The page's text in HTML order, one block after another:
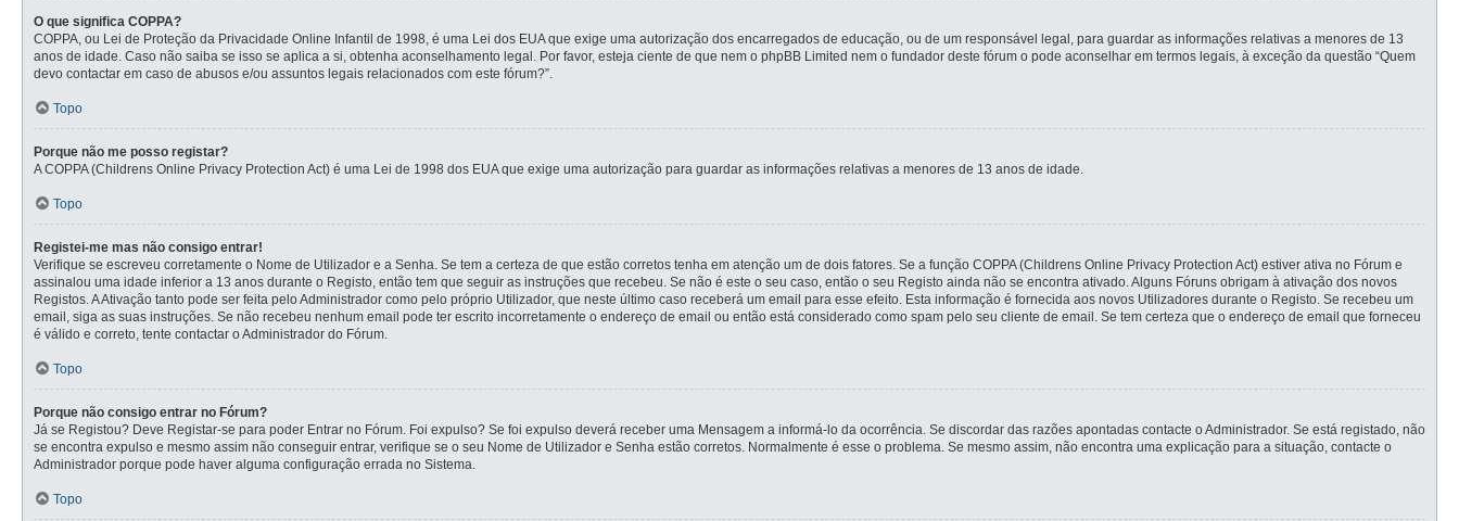
O que significa COPPA?
COPPA, ou Lei de Proteção da Privacidade Online Infantil de 1998, é uma Lei dos EUA que exige uma autorização dos encarregados de educação, ou de um responsável legal, para guardar as informações relativas a menores de 13
anos de idade. Caso não saiba se isso se aplica a si, obtenha aconselhamento legal. Por favor, esteja ciente de que nem o phpBB Limited nem o fundador deste fórum o pode aconselhar em termos legais, à exceção da questão “Quem
devo contactar em caso de abusos e/ou assuntos legais relacionados com este fórum?”.
Topo
Porque não me posso registar?
A COPPA (Childrens Online Privacy Protection Act) é uma Lei de 1998 dos EUA que exige uma autorização para guardar as informações relativas a menores de 13 anos de idade.
Topo
Registei-me mas não consigo entrar!
Verifique se escreveu corretamente o Nome de Utilizador e a Senha. Se tem a certeza de que estão corretos tenha em atenção um de dois fatores. Se a função COPPA (Childrens Online Privacy Protection Act) estiver ativa no Fórum e
assinalou uma idade inferior a 13 anos durante o Registo, então tem que seguir as instruções que recebeu. Se não é este o seu caso, então o seu Registo ainda não se encontra ativado. Alguns Fóruns obrigam à ativação dos novos
Registos. A Ativação tanto pode ser feita pelo Administrador como pelo próprio Utilizador, que neste último caso receberá um email para esse efeito. Esta informação é fornecida aos novos Utilizadores durante o Registo. Se recebeu um
email, siga as suas instruções. Se não recebeu nenhum email pode ter escrito incorretamente o endereço de email ou então está considerado como spam pelo seu cliente de email. Se tem certeza que o endereço de email que forneceu
é válido e correto, tente contactar o Administrador do Fórum.
Topo
Porque não consigo entrar no Fórum?
Já se Registou? Deve Registar-se para poder Entrar no Fórum. Foi expulso? Se foi expulso deverá receber uma Mensagem a informá-lo da ocorrência. Se discordar das razões apontadas contacte o Administrador. Se está registado, não
se encontra expulso e mesmo assim não conseguir entrar, verifique se o seu Nome de Utilizador e Senha estão corretos. Normalmente é esse o problema. Se mesmo assim, não encontra uma explicação para a situação, contacte o
Administrador porque pode haver alguma configuração errada no Sistema.
Topo